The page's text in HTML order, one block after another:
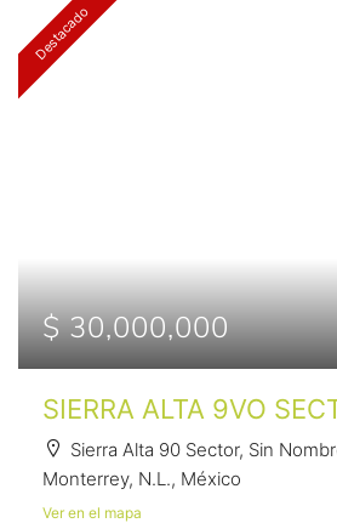
Destacado
$ 30,000,000
SIERRA ALTA 9VO
Sierra Alta 90 Sector, Sin
Monterrey, N.L., México
Ver en el mapa